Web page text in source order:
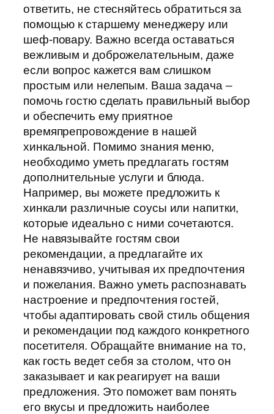
ответить, не стесняйтесь обратиться за
помощью к старшему менеджеру или
шеф-повару. Важно всегда оставаться
вежливым и доброжелательным, даже
если вопрос кажется вам слишком
простым или нелепым. Ваша задача –
помочь гостю сделать правильный выбор
и обеспечить ему приятное
времяпрепровождение в нашей
хинкальной. Помимо знания меню,
необходимо уметь предлагать гостям
дополнительные услуги и блюда.
Например, вы можете предложить к
хинкали различные соусы или напитки,
которые идеально с ними сочетаются.
Не навязывайте гостям свои
рекомендации, а предлагайте их
ненавязчиво, учитывая их предпочтения
и пожелания. Важно уметь распознавать
настроение и предпочтения гостей,
чтобы адаптировать свой стиль общения
и рекомендации под каждого конкретного
посетителя. Обращайте внимание на то,
как гость ведет себя за столом, что он
заказывает и как реагирует на ваши
предложения. Это поможет вам понять
его вкусы и предложить наиболее